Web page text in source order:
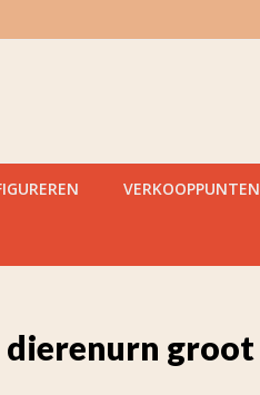
VERKOOPPUNTEN
dierenurn groot